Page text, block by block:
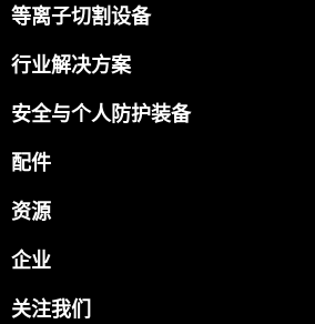
等离子切割设备
行业解决方案
安全与个人防护装备
配件
资源
企业
关注我们